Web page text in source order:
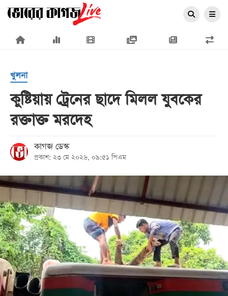
×
প্রচ্ছদ
জাতীয়
রাজনীতি
অর্থনীতি
আন্তর্জাতিক
সারাদেশ
খেলা
বিনোদন
লাইফ
স্টাইল
খুলনা
কুষ্টিয়ায় ট্রেনের ছাদে মিলল যুবকের
রক্তাক্ত মরদেহ
কাগজ ডেস্ক
প্রকাশ: ২৩ মে ২০২৬, ০৯:৫১ পিএম